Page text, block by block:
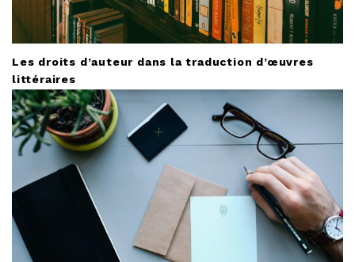
Les droits d’auteur dans la traduction d’œuvres
littéraires